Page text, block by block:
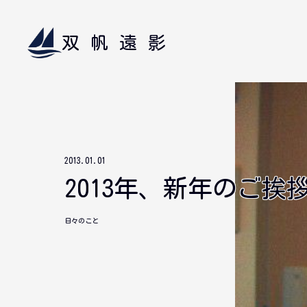
双帆遠影
2013.01.01
2013年、新年のご挨
日々のこと